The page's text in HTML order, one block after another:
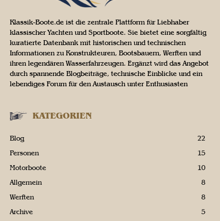
Klassik-Boote.de ist die zentrale Plattform für Liebhaber
klassischer Yachten und Sportboote. Sie bietet eine sorgfältig
kuratierte Datenbank mit historischen und technischen
Informationen zu Konstrukteuren, Bootsbauern, Werften und
ihren legendären Wasserfahrzeugen. Ergänzt wird das Angebot
durch spannende Blogbeiträge, technische Einblicke und ein
lebendiges Forum für den Austausch unter Enthusiasten
KATEGORIEN
Blog
22
Personen
15
Motorboote
10
Allgemein
8
Werften
8
Archive
5